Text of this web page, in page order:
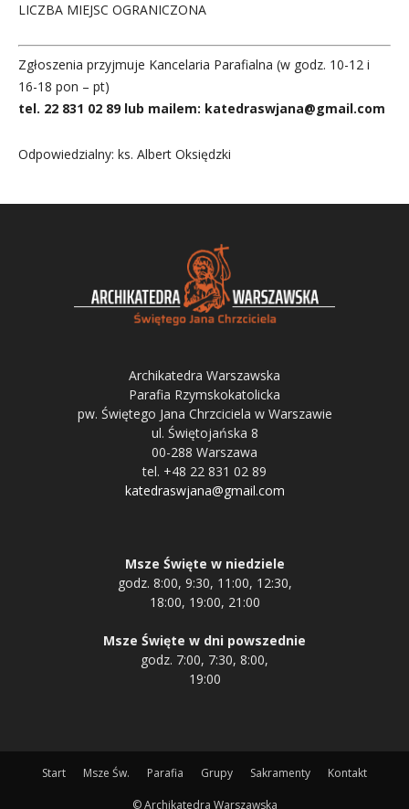
LICZBA MIEJSC OGRANICZONA
Zgłoszenia przyjmuje Kancelaria Parafialna (w godz. 10-12 i
16-18 pon – pt)
tel. 22 831 02 89 lub mailem: katedraswjana@gmail.com
Odpowiedzialny: ks. Albert Oksiędzki
Archikatedra Warszawska
Parafia Rzymskokatolicka
pw. Świętego Jana Chrzciciela w Warszawie
ul. Świętojańska 8
00-288 Warszawa
tel. +48 22 831 02 89
katedraswjana@gmail.com
Msze Święte w niedziele
godz. 8:00, 9:30, 11:00, 12:30,
18:00, 19:00, 21:00
Msze Święte w dni powszednie
godz. 7:00, 7:30, 8:00,
19:00
Start Msze Św. Parafia Grupy Sakramenty Kontakt
© Archikatedra Warszawska